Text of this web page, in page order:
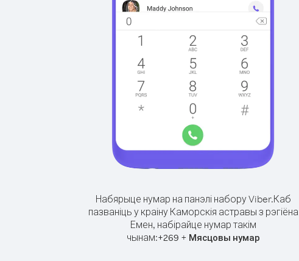
Набярыце нумар на панэлі набору Viber.Каб
пазваніць у краіну Каморскія астравы з рэгіёна
Емен, набірайце нумар такім
чынам:+269 + Мясцовы нумар